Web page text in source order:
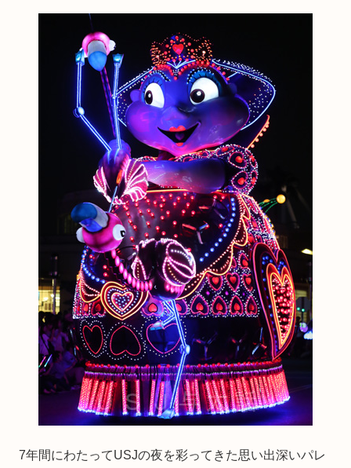
7年間にわたってUSJの夜を彩ってきた思い出深いパレ